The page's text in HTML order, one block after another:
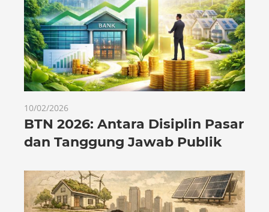
10/02/2026
BTN 2026: Antara Disiplin Pasar
dan Tanggung Jawab Publik